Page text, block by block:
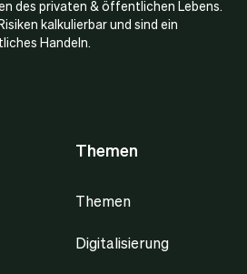
des privaten & öffentlichen Lebens.
kalkulierbar und sind ein
Handeln.
Themen
Themen
Digitalisierung